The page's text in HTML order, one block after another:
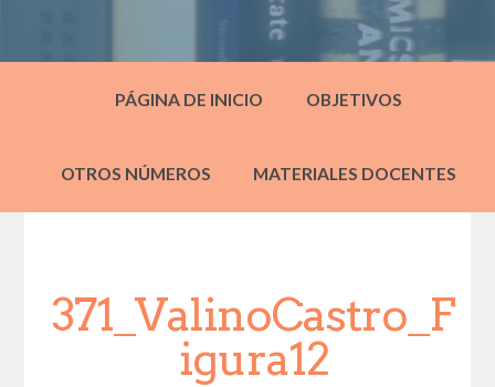
PÁGINA DE INICIO OBJETIVOS
OTROS NÚMEROS MATERIALES DOCENTES
371_ValinoCastro_F
igura12